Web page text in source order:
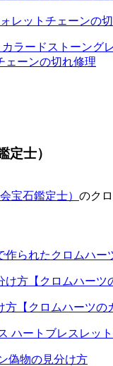
レットチェーンの
ラードストーング
ェーンの切れ修理
定士）
宝石鑑定士） のク
られたクロムハ
方【クロムハーツ
【クロムハーツの
ハートブレスレッ
偽物の見分け方